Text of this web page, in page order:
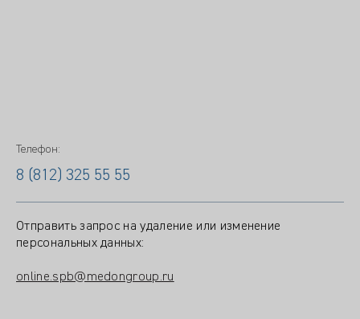
Телефон:
8 (812) 325 55 55
Отправить запрос на удаление или изменение
персональных данных:
online.spb@medongroup.ru